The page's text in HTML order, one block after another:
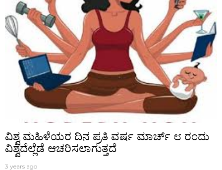
ವಿಶ್ವ ಮಹಿಳೆಯರ ದಿನ ಪ್ರತಿ ವರ್ಷ ಮಾರ್ಚ್ ೮ ರಂದು
ವಿಶ್ವದೆಲ್ಲೆಡೆ ಆಚರಿಸಲಾಗುತ್ತದೆ
3 years ago